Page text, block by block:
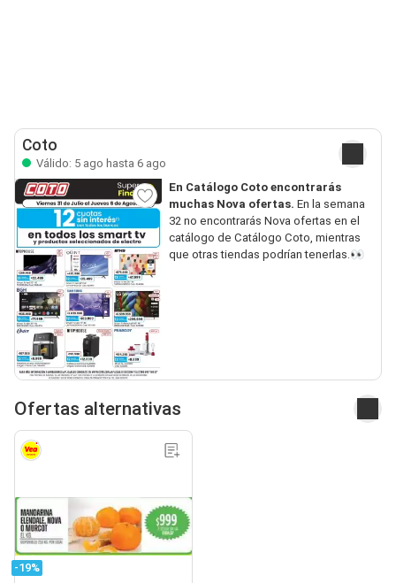
Coto
Válido: 5 ago hasta 6 ago
En Catálogo Coto encontrarás
muchas Nova ofertas. En la semana
32 no encontrarás Nova ofertas en el
catálogo de Catálogo Coto, mientras
que otras tiendas podrían tenerlas.👀
Ofertas alternativas
-19%